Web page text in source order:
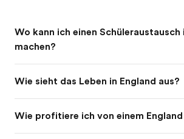
Wo kann ich einen Schüleraustausch
machen?
Wie sieht das Leben in England aus?
Wie profitiere ich von einem